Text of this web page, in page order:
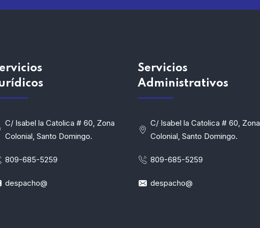
C/ Isabel la Catolica # 60, Zona
Colonial, Santo Domingo.
809-685-5259
despacho@
Servicios
Administrativos
C/ Isabel la Catolica # 60, Zona
Colonial, Santo Domingo.
809-685-5259
despacho@